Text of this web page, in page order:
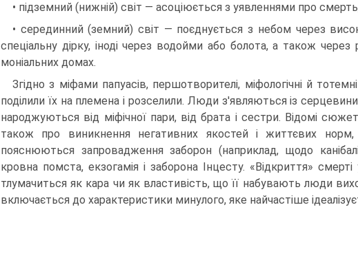
• підземний (нижній) світ — асоціюється з уявленнями про
• серединний (земний) світ — поєднується з небом через
спеціальну дірку, іноді через водой­ми або болота, а також
моніальних домах.
Згідно з міфами папуасів, першотворителі, міфологічні й
поділили їх на племена і розселили. Люди з'являються із
народжу­ються від міфічної пари, від брата і сестри. Відомі
також про виникнення негативних якостей і життєвих норм,
пояснюються запровадження за­борон (наприклад, щодо
кровна помста, екзогамія і заборона Інцесту. «Відкриття»
тлумачиться як кара чи як властивість, що її набувають люди
включається до характерис­тики минулого, яке найчастіше